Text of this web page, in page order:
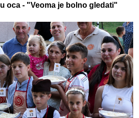
oca - "Veoma je bolno gledati"